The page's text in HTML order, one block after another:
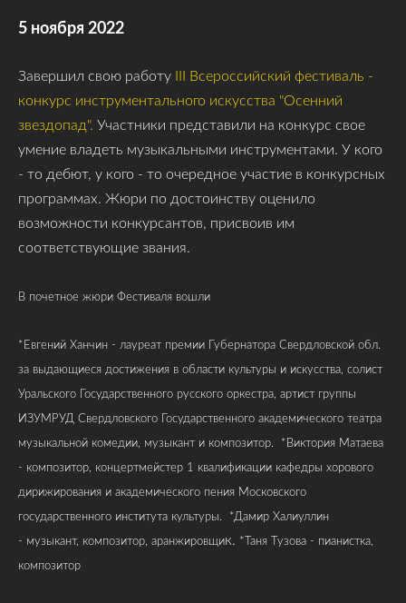
5 ноября 2022
Завершил свою работу III Всероссийский фестиваль -
конкурс инструментального искусства "Осенний
звездопад". Участники представили на конкурс свое
умение владеть музыкальными инструментами. У кого
- то дебют, у кого - то очередное участие в конкурсных
программах. Жюри по достоинству оценило
возможности конкурсантов, присвоив им
соответствующие звания.
В почетное жюри Фестиваля вошли
*Евгений Ханчин - лауреат премии Губернатора Свердловской обл.
за выдающиеся достижения в области культуры и искусства, солист
Уральского Государственного русского оркестра, артист группы
ИЗУМРУД Свердловского Государственного академического театра
музыкальной комедии, музыкант и композитор. *Виктория Матаева
- композитор, концертмейстер 1 квалификации кафедры хорового
дирижирования и академического пения Московского
государственного института культуры. *Дамир Халиуллин
- музыкант, композитор, аранжировщик. *Таня Тузова - пианистка,
композитор